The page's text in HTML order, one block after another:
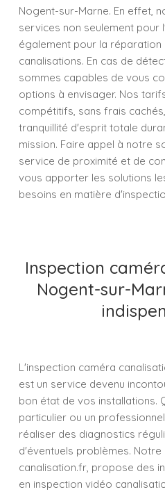
Nogent-sur-Marne. En effet,
services non seulement pour
également pour la
canalisations. En cas de
sommes capables de vous
options à envisager. Nos
compétitifs, sans frais
tranquillité d'esprit totale
mission. Faire appel à notre
service de proximité et de
vous apporter les solutions
besoins en matière
Inspection
Nogent-sur-
L'inspection caméra
est un service devenu
bon état de vos installations.
particulier ou un
réaliser des diagnostics
d'éventuels problèmes.
canalisation.fr, propose des
en inspection vidéo